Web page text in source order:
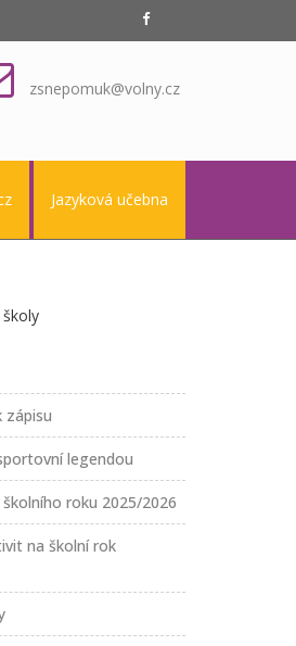
zsnepomuk@volny.cz
Jazyková učebna
zápisu
legendou
roku 2025/2026
na školní rok